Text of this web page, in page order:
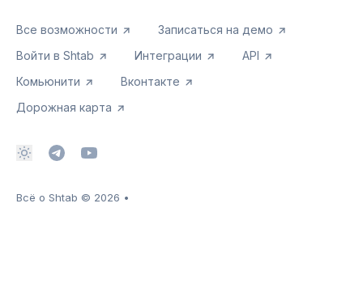
Все возможности
Записаться на демо
Войти в Shtab
Интеграции
API
Комьюнити
Вконтакте
Дорожная карта
Всё о Shtab © 2026 •